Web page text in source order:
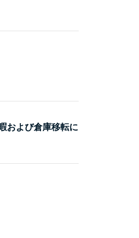
および倉庫移転に